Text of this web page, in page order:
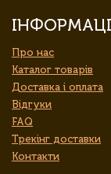
Про нас
Каталог товарів
Доставка і оплата
Відгуки
FAQ
Трекінг доставки
Контакти